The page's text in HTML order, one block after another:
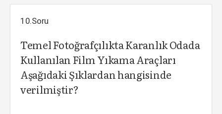
10.Soru
Temel Fotoğrafçılıkta Karanlık Odada
Kullanılan Film Yıkama Araçları
Aşağıdaki Şıklardan hangisinde
verilmiştir?